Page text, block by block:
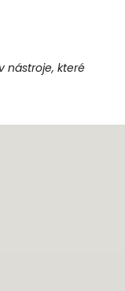
nástroje, které